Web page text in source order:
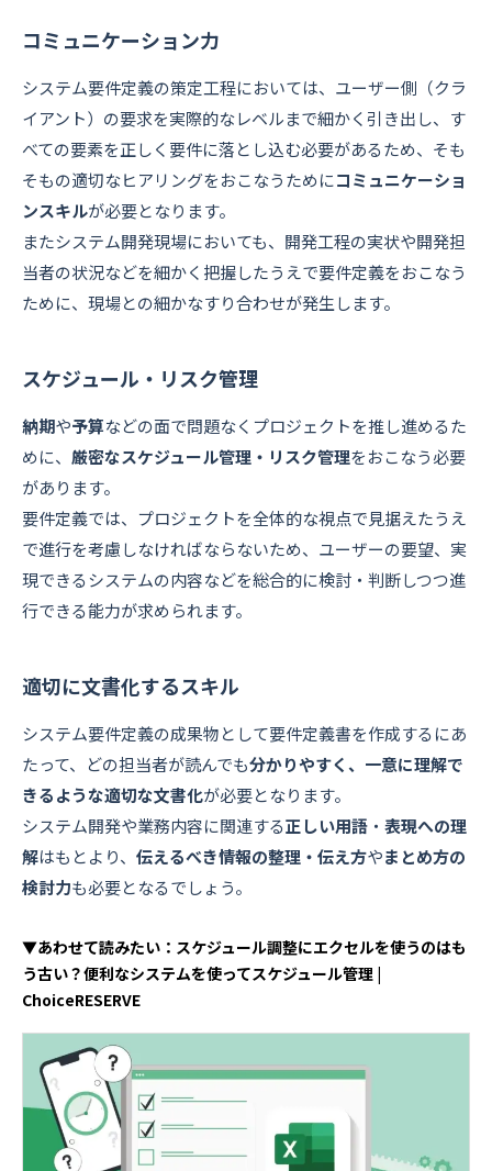
コミュニケーション力
システム要件定義の策定工程においては、ユーザー側（クラ
イアント）の要求を実際的なレベルまで細かく引き出し、す
べての要素を正しく要件に落とし込む必要があるため、そも
そもの適切なヒアリングをおこなうためにコミュニケーショ
ンスキルが必要となります。
またシステム開発現場においても、開発工程の実状や開発担
当者の状況などを細かく把握したうえで要件定義をおこなう
ために、現場との細かなすり合わせが発生します。
スケジュール・リスク管理
納期や予算などの面で問題なくプロジェクトを推し進めるた
めに、 厳密なスケジュール管理・リスク管理をおこなう必要
があります。
要件定義では、プロジェクトを全体的な視点で見据えたうえ
で進行を考慮しなければならないため、ユーザーの要望、実
現できるシステムの内容などを総合的に検討・判断しつつ進
行できる能力が求められます。
適切に文書化するスキル
システム要件定義の成果物として要件定義書を作成するにあ
たって、どの担当者が読んでも分かりやすく、一意に理解で
きるような適切な文書化が必要となります。
システム開発や業務内容に関連する正しい用語 ・ 表現への理
解はもとより、 伝えるべき情報の整理・伝え方やまとめ方の
検討力も必要となるでしょう。
▼あわせて読みたい：スケジュール調整にエクセルを使うのはも
う古い？便利なシステムを使ってスケジュール管理 |
ChoiceRESERVE